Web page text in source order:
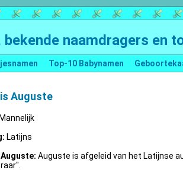
bekende naamdragers en
Top-10 Babynamen
Auguste
Latijns
Auguste is afgeleid van het Latijnse